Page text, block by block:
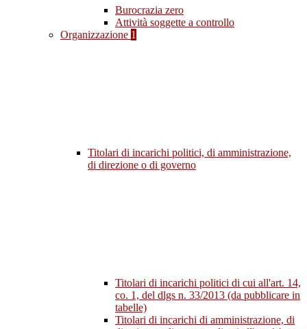
Burocrazia zero
Attività soggette a controllo
Organizzazione 1
Titolari di incarichi politici, di amministrazione,
di direzione o di governo
Titolari di incarichi politici di cui all'art. 14,
co. 1, del dlgs n. 33/2013 (da pubblicare in
tabelle)
Titolari di incarichi di amministrazione, di